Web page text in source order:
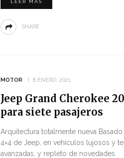
LEER MÁS
SHARE
MOTOR 8 ENERO, 2021
Jeep Grand Cherokee
para siete pasajeros
Arquitectura totalmente nueva
4×4 de Jeep, en vehículos lujosos y
avanzadas, y repleto de novedades